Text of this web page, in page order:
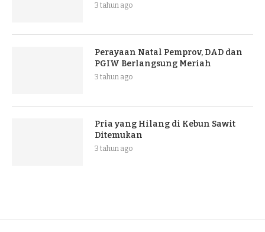
3 tahun ago
Perayaan Natal Pemprov, DAD dan
PGIW Berlangsung Meriah
3 tahun ago
Pria yang Hilang di Kebun Sawit
Ditemukan
3 tahun ago